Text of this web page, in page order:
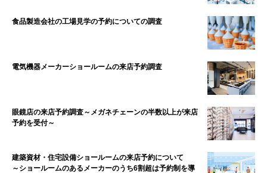
食品製造会社の工場見学の予約についての調査
電気機器メーカーショールームの来店予約調査
眼鏡店の来店予約調査～メガネチェーンの半数以上が来店
予約を受付～
建築資材・住宅設備ショールームの来店予約について
～ショールームのあるメーカーのうち6割超は予約制を導